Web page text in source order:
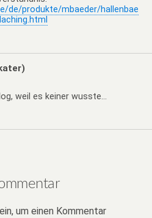
de/produkte/mbaeder/hallenbae
weil es keiner wusste…
um einen Kommentar